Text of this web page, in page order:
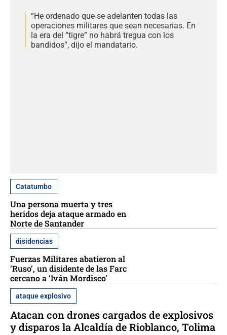
“He ordenado que se adelanten todas las
operaciones militares que sean necesarias. En
la era del “tigre” no habrá tregua con los
bandidos”, dijo el mandatario.
Catatumbo
Una persona muerta y tres
heridos deja ataque armado en
Norte de Santander
disidencias
Fuerzas Militares abatieron al
‘Ruso’, un disidente de las Farc
cercano a ‘Iván Mordisco’
ataque explosivo
Atacan con drones cargados de explosivos
y disparos la Alcaldía de Rioblanco, Tolima